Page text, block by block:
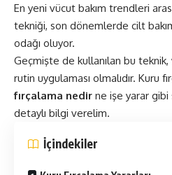
En yeni vücut bakım trendleri
tekniği, son dönemlerde cilt
odağı oluyor.
Geçmişte de kullanılan bu teknik,
rutin uygulaması olmalıdır. Kuru
fırçalama nedir ne işe yarar gibi
detaylı bilgi verelim.
İçindekiler